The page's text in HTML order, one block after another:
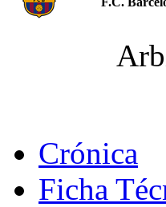
Crónica
Ficha